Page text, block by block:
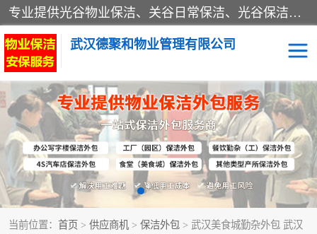
专业提供光谷物业保洁、关谷日常保洁、光谷保洁外包及武汉其他城区的单位日常保洁 武汉德聚和物业管理有限公司致力于打造中国专业物业保洁服务、日常保洁及其他保洁清洗外包服务。自公司成立以来提倡以先进的物业管理理念和模式经营，谋篇布局，以“至诚服务、精益求精、规范管理、锐意拓新”为质量方针，强化内部管理，为业主提供专业化、标准化和精细化的全方位物业服务，管理服务水平得到了广大业主和业内人士的一致好评。
武汉德聚和物业管理有限公司
当前位置： 首页 > 供应商机 > 保洁外包 > 武汉美食城勤杂外包 武汉
保洁外包